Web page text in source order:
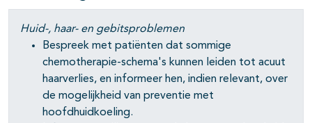
open- en dichtklappen
open- en dichtklappen
Huid-, haar- en gebitsproblemen
Bespreek met patiënten dat sommige
chemotherapie-schema's kunnen leiden tot acuut
haarverlies, en informeer hen, indien relevant, over
de mogelijkheid van preventie met
hoofdhuidkoeling.